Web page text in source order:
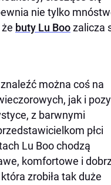
nie tylko
buty Lu Boozalicza
można coś na
jak i
z barwnymi
płci
Lu Boo chodzą
komfortowe i
zrobiła tak duże